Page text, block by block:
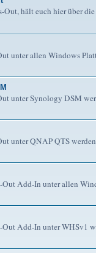
hält euch hier über
unter allen Windows
unter Synology DSM
unter QNAP QTS
Out Add-In unter allen
Out Add-In unter WHSv1